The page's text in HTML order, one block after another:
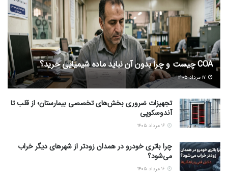
COA چیست و چرا بدون آن نباید ماده شیمیایی خرید؟
تجهیزات ضروری بخش‌های تخصصی بیمارستان؛ از قلب تا
آندوسکوپی
چرا باتری خودرو در همدان زودتر از شهرهای دیگر خراب
می‌شود؟